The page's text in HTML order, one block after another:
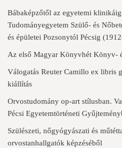
Bábaképzőtől az egyetemi
Tudományegyetem Szülő- és
és épületei Pozsonytól Pécsig
Az első Magyar Könyvhét Könyv-
Válogatás Reuter Camillo ex libris
kiállítás
Orvostudomány op-art stílusban.
Pécsi Egyetemtörténeti
Szülészeti, nőgyógyászati és
orvostanhallgatók képzéséből